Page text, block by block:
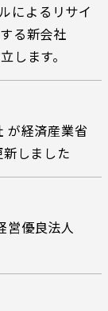
によるリサイ
る新会社
します。
が経済産業省
しました
営優良法人